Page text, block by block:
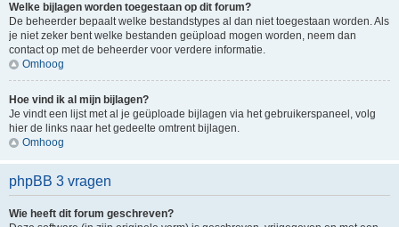
Welke bijlagen worden toegestaan op dit forum?
De beheerder bepaalt welke bestandstypes al dan niet toegestaan worden. Als
je niet zeker bent welke bestanden geüpload mogen worden, neem dan
contact op met de beheerder voor verdere informatie.
Omhoog
Hoe vind ik al mijn bijlagen?
Je vindt een lijst met al je geüploade bijlagen via het gebruikerspaneel, volg
hier de links naar het gedeelte omtrent bijlagen.
Omhoog
phpBB 3 vragen
Wie heeft dit forum geschreven?